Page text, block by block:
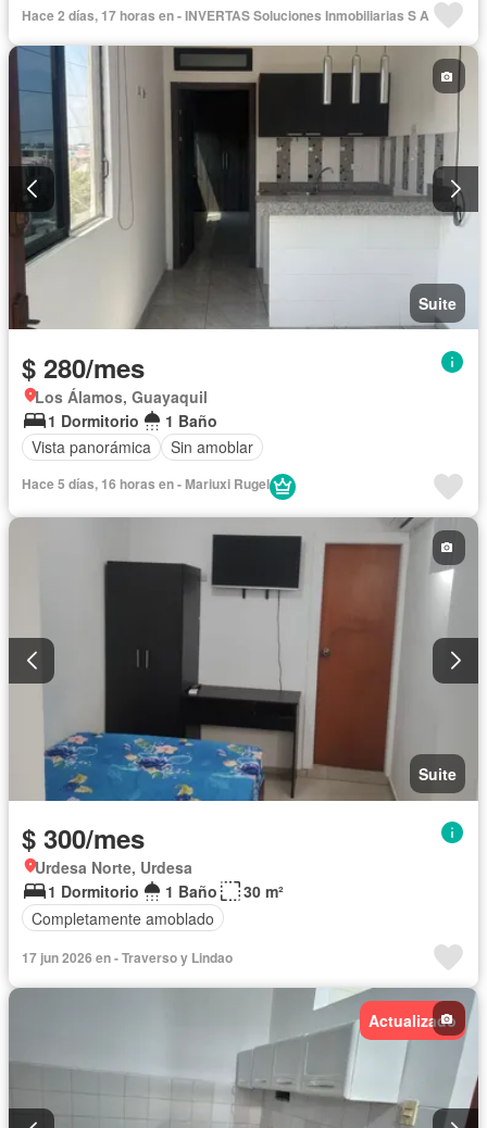
Hace 2 días, 17 horas en - INVERTAS Soluciones Inmobiliarias S A
Suite
$ 280/mes
Los Álamos, Guayaquil
1 Dormitorio
1 Baño
Vista panorámica
Sin amoblar
Hace 5 días, 16 horas en - Mariuxi Rugel
Suite
$ 300/mes
Urdesa Norte, Urdesa
1 Dormitorio
1 Baño
30 m²
Completamente amoblado
17 jun 2026 en - Traverso y Lindao
Actualizado